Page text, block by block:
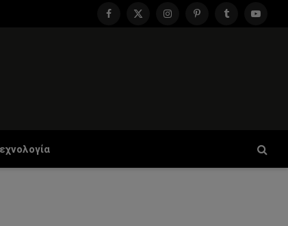
Facebook
X
InstagramPinterestTumblr